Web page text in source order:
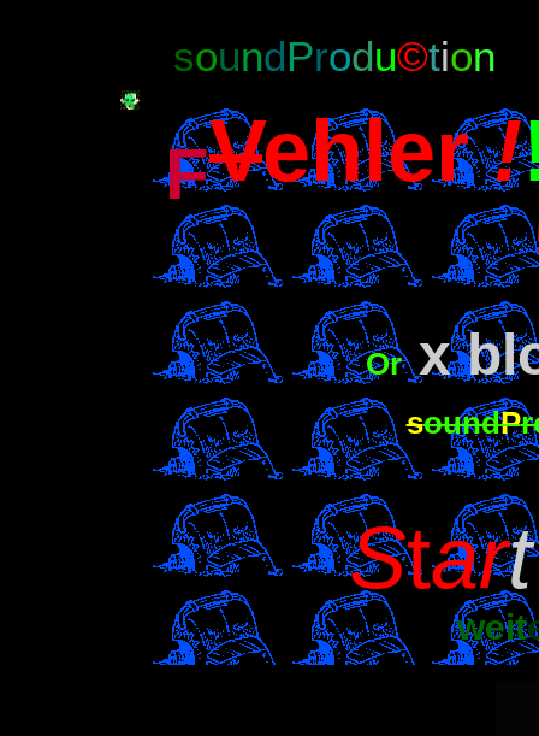
soundProdu©tion
FVehler!
Orx
soundP
Start
weit